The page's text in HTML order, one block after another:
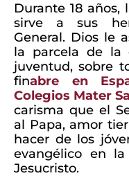
Durante 18 años,
sirve a sus
General. Dios le
la parcela de la
juventud, sobre
finabre en
Colegios Mater
carisma que el
al Papa, amor
hacer de los
evangélico en
Jesucristo.